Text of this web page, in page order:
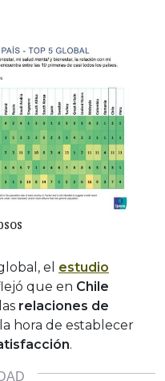
el estudio
que en Chile
relaciones de
hora de establecer
.